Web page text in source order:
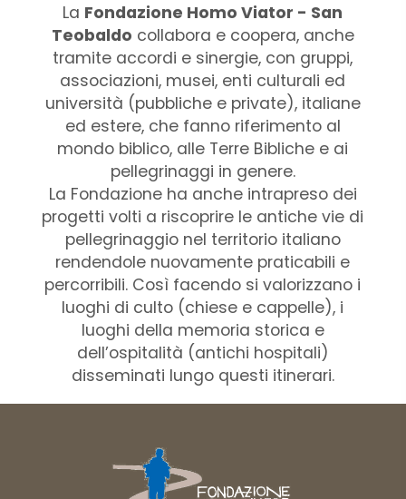
La Fondazione Homo Viator - San
Teobaldo collabora e coopera, anche
tramite accordi e sinergie, con gruppi,
associazioni, musei, enti culturali ed
università (pubbliche e private), italiane
ed estere, che fanno riferimento al
mondo biblico, alle Terre Bibliche e ai
pellegrinaggi in genere.
La Fondazione ha anche intrapreso dei
progetti volti a riscoprire le antiche vie di
pellegrinaggio nel territorio italiano
rendendole nuovamente praticabili e
percorribili. Così facendo si valorizzano i
luoghi di culto (chiese e cappelle), i
luoghi della memoria storica e
dell’ospitalità (antichi hospitali)
disseminati lungo questi itinerari.